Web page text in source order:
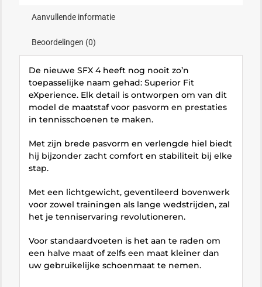
Aanvullende informatie
Beoordelingen (0)
De nieuwe SFX 4 heeft nog nooit zo’n
toepasselijke naam gehad: Superior Fit
eXperience. Elk detail is ontworpen om van dit
model de maatstaf voor pasvorm en prestaties
in tennisschoenen te maken.
Met zijn brede pasvorm en verlengde hiel biedt
hij bijzonder zacht comfort en stabiliteit bij elke
stap.
Met een lichtgewicht, geventileerd bovenwerk
voor zowel trainingen als lange wedstrijden, zal
het je tenniservaring revolutioneren.
Voor standaardvoeten is het aan te raden om
een halve maat of zelfs een maat kleiner dan
uw gebruikelijke schoenmaat te nemen.